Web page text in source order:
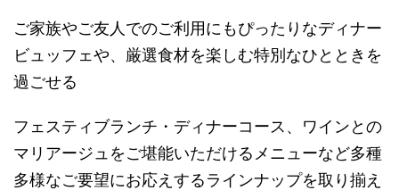
ご家族やご友人でのご利用にもぴったりなディナー
ビュッフェや、厳選食材を楽しむ特別なひとときを
過ごせる
フェスティブランチ・ディナーコース、ワインとの
マリアージュをご堪能いただけるメニューなど多種
多様なご要望にお応えするラインナップを取り揃え